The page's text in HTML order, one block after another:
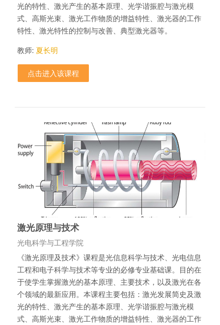
光的特性、激光产生的基本原理、光学谐振腔与激光模
式、高斯光束、激光工作物质的增益特性、激光器的工作
特性、激光特性的控制与改善、典型激光器等。
教师: 夏长明
点击进入该课程
激光原理与技术
课程类别
光电科学与工程学院
《激光原理及技术》课程是光信息科学与技术、光电信息
工程和电子科学与技术等专业的必修专业基础课。目的在
于使学生掌握激光的基本原理、主要技术，以及激光在各
个领域的最新应用。本课程主要包括：激光发展简史及激
光的特性、激光产生的基本原理、光学谐振腔与激光模
式、高斯光束、激光工作物质的增益特性、激光器的工作